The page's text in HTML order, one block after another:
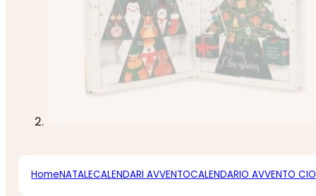
HomeNATALECALENDARI AVVENTOCALENDARIO AVVENTO